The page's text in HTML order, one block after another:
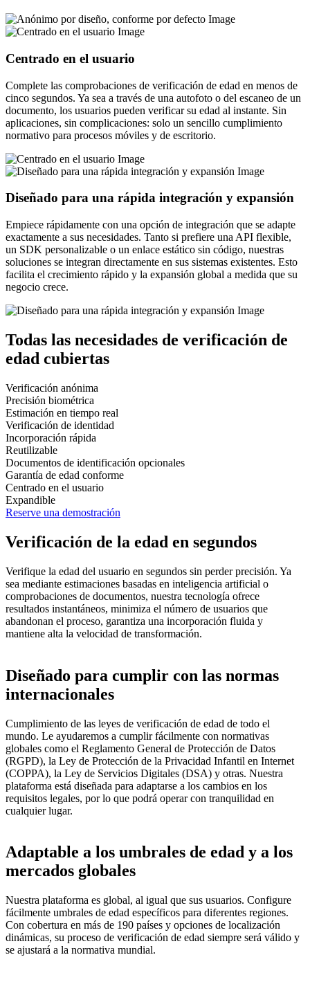
Centrado en el usuario
Complete las comprobaciones de verificación de edad en menos de
cinco segundos. Ya sea a través de una autofoto o del escaneo de un
documento, los usuarios pueden verificar su edad al instante. Sin
aplicaciones, sin complicaciones: solo un sencillo cumplimiento
normativo para procesos móviles y de escritorio.
Diseñado para una rápida integración y expansión
Empiece rápidamente con una opción de integración que se adapte
exactamente a sus necesidades. Tanto si prefiere una API flexible,
un SDK personalizable o un enlace estático sin código, nuestras
soluciones se integran directamente en sus sistemas existentes. Esto
facilita el crecimiento rápido y la expansión global a medida que su
negocio crece.
Todas las necesidades de verificación de
edad cubiertas
Verificación anónima
Precisión biométrica
Estimación en tiempo real
Verificación de identidad
Incorporación rápida
Reutilizable
Documentos de identificación opcionales
Garantía de edad conforme
Centrado en el usuario
Expandible
Reserve una demostración
Verificación de la edad en segundos
Verifique la edad del usuario en segundos sin perder precisión. Ya
sea mediante estimaciones basadas en inteligencia artificial o
comprobaciones de documentos, nuestra tecnología ofrece
resultados instantáneos, minimiza el número de usuarios que
abandonan el proceso, garantiza una incorporación fluida y
mantiene alta la velocidad de transformación.
Diseñado para cumplir con las normas
internacionales
Cumplimiento de las leyes de verificación de edad de todo el
mundo. Le ayudaremos a cumplir fácilmente con normativas
globales como el Reglamento General de Protección de Datos
(RGPD), la Ley de Protección de la Privacidad Infantil en Internet
(COPPA), la Ley de Servicios Digitales (DSA) y otras. Nuestra
plataforma está diseñada para adaptarse a los cambios en los
requisitos legales, por lo que podrá operar con tranquilidad en
cualquier lugar.
Adaptable a los umbrales de edad y a los
mercados globales
Nuestra plataforma es global, al igual que sus usuarios. Configure
fácilmente umbrales de edad específicos para diferentes regiones.
Con cobertura en más de 190 países y opciones de localización
dinámicas, su proceso de verificación de edad siempre será válido y
se ajustará a la normativa mundial.